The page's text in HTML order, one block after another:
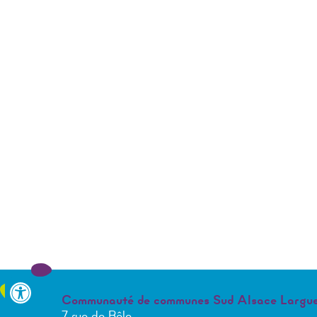
Communauté de communes Sud Alsace